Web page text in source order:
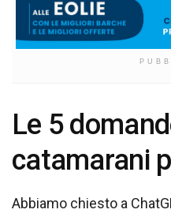
Le 5
catamarani
Abbiamo chiesto a